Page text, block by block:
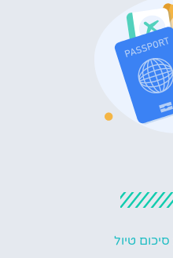
סיכום טיול